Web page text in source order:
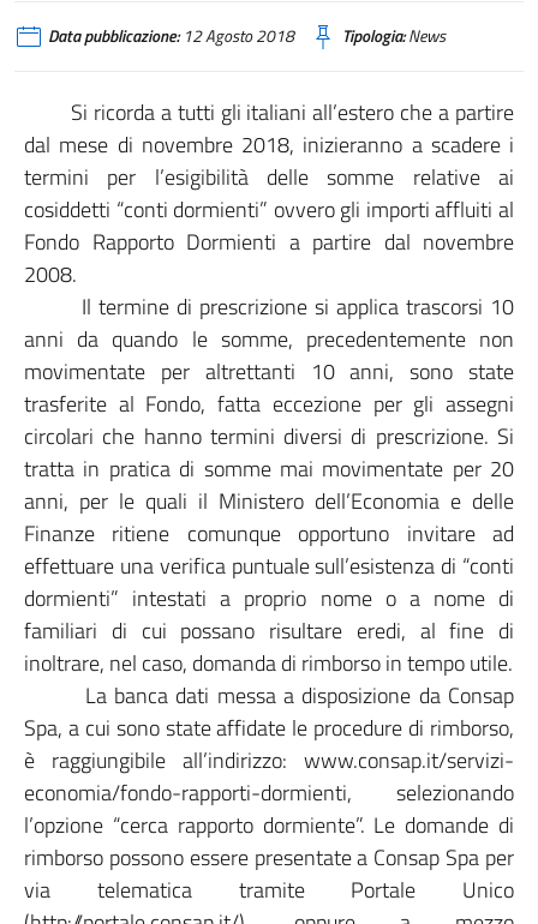
Data pubblicazione:12 Agosto 2018 Tipologia:News
Si ricorda a tutti gli italiani all’estero che a partire
dal mese di novembre 2018, inizieranno a scadere i
termini per l’esigibilità delle somme relative ai
cosiddetti “conti dormienti” ovvero gli importi affluiti al
Fondo Rapporto Dormienti a partire dal novembre
2008.
Il termine di prescrizione si applica trascorsi 10
anni da quando le somme, precedentemente non
movimentate per altrettanti 10 anni, sono state
trasferite al Fondo, fatta eccezione per gli assegni
circolari che hanno termini diversi di prescrizione. Si
tratta in pratica di somme mai movimentate per 20
anni, per le quali il Ministero dell’Economia e delle
Finanze ritiene comunque opportuno invitare ad
effettuare una verifica puntuale sull’esistenza di “conti
dormienti” intestati a proprio nome o a nome di
familiari di cui possano risultare eredi, al fine di
inoltrare, nel caso, domanda di rimborso in tempo utile.
La banca dati messa a disposizione da Consap
Spa, a cui sono state affidate le procedure di rimborso,
è raggiungibile all’indirizzo: www.consap.it/servizi-
economia/fondo-rapporti-dormienti, selezionando
l’opzione “cerca rapporto dormiente”. Le domande di
rimborso possono essere presentate a Consap Spa per
via telematica tramite Portale Unico